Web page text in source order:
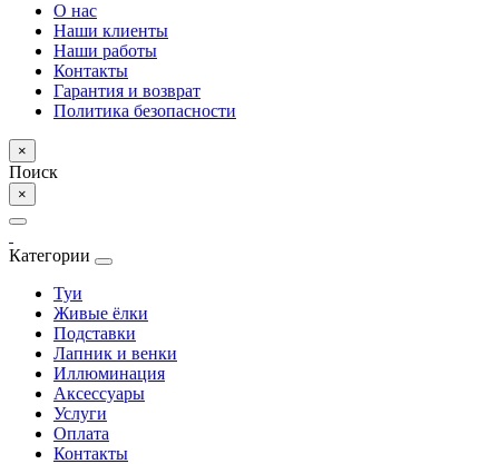
О нас
Наши клиенты
Наши работы
Контакты
Гарантия и возврат
Политика безопасности
×
Поиск
×
Категории
Туи
Живые ёлки
Подставки
Лапник и венки
Иллюминация
Аксессуары
Услуги
Оплата
Контакты